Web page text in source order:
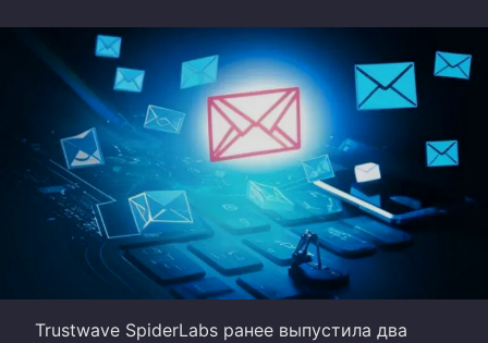
Trustwave SpiderLabs ранее выпустила два